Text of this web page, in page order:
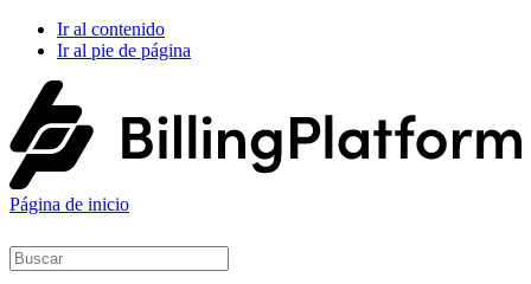
Ir al contenido
Ir al pie de página
Página de inicio